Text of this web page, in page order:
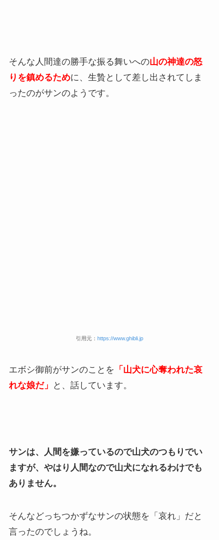
そんな人間達の勝手な振る舞いへの山の神達の怒
りを鎮めるために、生贄として差し出されてしま
ったのがサンのようです。
引用元： https://www.ghibli.jp
エボシ御前がサンのことを 「山犬に心奪われた哀
れな娘だ」
と、話しています。
サンは、人間を嫌っているので山犬のつもりでい
ますが、やはり人間なので山犬になれるわけでも
ありません。
そんなどっちつかずなサンの状態を「哀れ」だと
言ったのでしょうね。